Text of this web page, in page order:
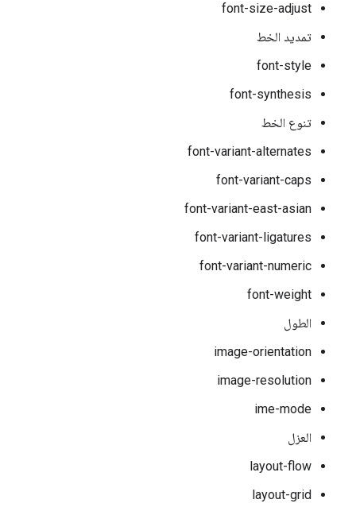
font-size-adjust
تمديد الخط
font-style
font-synthesis
تنوع الخط
font-variant-alternates
font-variant-caps
font-variant-east-asian
font-variant-ligatures
font-variant-numeric
font-weight
الطول
image-orientation
image-resolution
ime-mode
العزل
layout-flow
layout-grid